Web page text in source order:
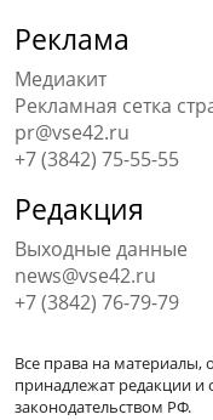
Реклама
Медиакит
Рекламная сетка
pr@vse42.ru
+7 (3842) 75-55-55
Редакция
Выходные данные
news@vse42.ru
+7 (3842) 76-79-79
Все права на материалы,
принадлежат редакции и
законодательством РФ.